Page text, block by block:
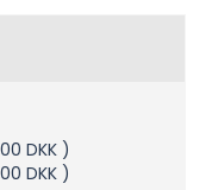
DKK )
DKK )